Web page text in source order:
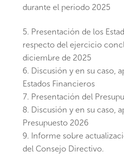
durante el periodo 2025
Presentación de los
respecto del ejercicio
diciembre de 2025
Discusión y en su caso,
Estados Financieros
Presentación del
Discusión y en su caso,
Presupuesto 2026
Informe sobre
del Consejo Directivo.